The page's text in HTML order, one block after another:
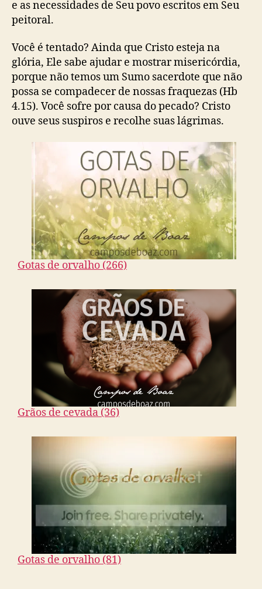
e as necessidades de Seu povo escritos em Seu
peitoral.
Você é tentado? Ainda que Cristo esteja na
glória, Ele sabe ajudar e mostrar misericórdia,
porque não temos um Sumo sacerdote que não
possa se compadecer de nossas fraquezas (Hb
4.15). Você sofre por causa do pecado? Cristo
ouve seus suspiros e recolhe suas lágrimas.
Gotas de orvalho (266)
Grãos de cevada (36)
Gotas de orvalho (81)